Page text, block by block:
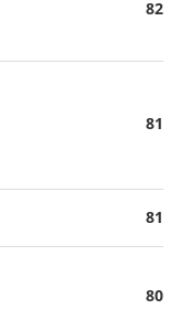
82
81
81
80